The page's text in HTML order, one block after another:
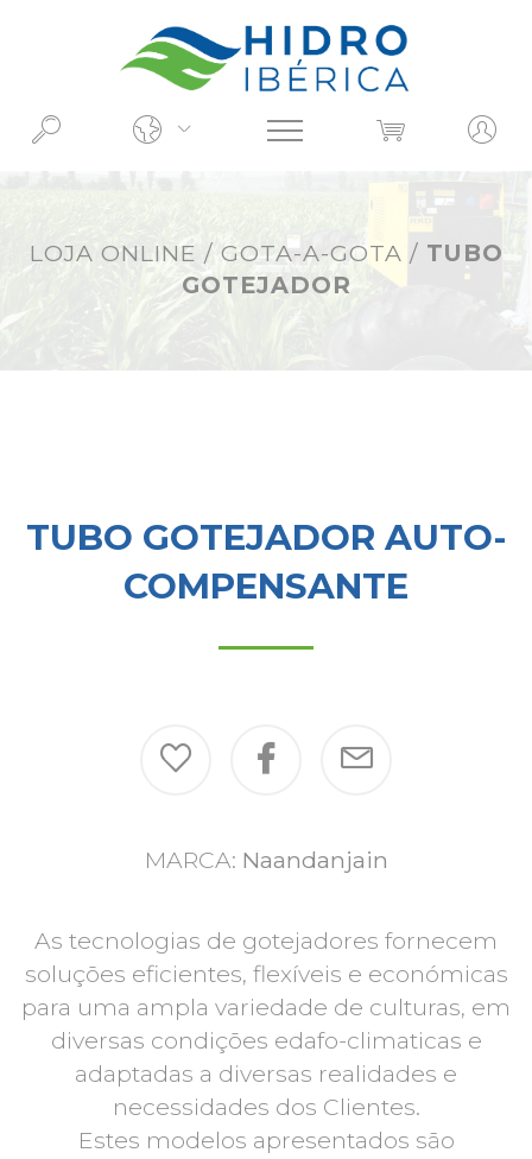
LOJA ONLINE / GOTA-A-GOTA / TUBO
GOTEJADOR
TUBO GOTEJADOR AUTO-
COMPENSANTE
MARCA: Naandanjain
As tecnologias de gotejadores fornecem
soluções eficientes, flexíveis e económicas
para uma ampla variedade de culturas, em
diversas condições edafo-climaticas e
adaptadas a diversas realidades e
necessidades dos Clientes.
Estes modelos apresentados são
O QUE PROCURA?